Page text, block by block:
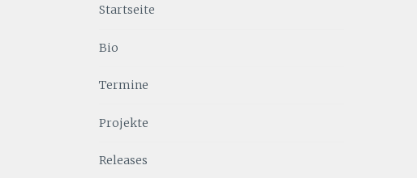
Startseite
Bio
Termine
Projekte
Releases